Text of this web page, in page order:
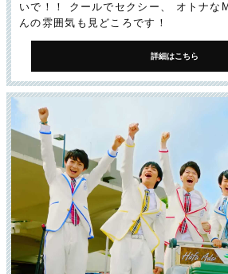
いで！！ クールでセクシー、 オトナ
んの雰囲気も見どころです！
詳細はこちら